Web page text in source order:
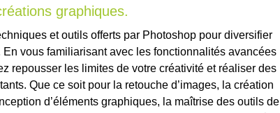
graphiques.
et outils offerts par Photoshop pour diversifier
vous familiarisant avec les fonctionnalités avancées
repousser les limites de votre créativité et réaliser des
Que ce soit pour la retouche d’images, la création
d’éléments graphiques, la maîtrise des outils de